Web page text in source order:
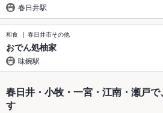
春日井駅
和食 春日井市その他
おでん処柚家
味鋺駅
春日井・小牧・一宮・江南・瀬戸
す